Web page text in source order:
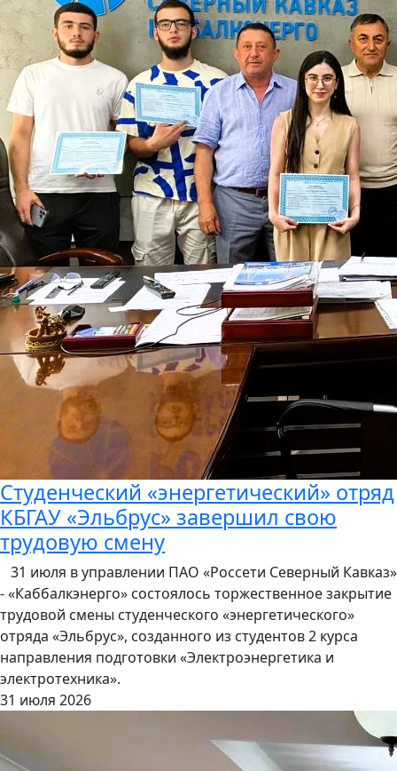
Студенческий «энергетический» отряд
КБГАУ «Эльбрус» завершил свою
трудовую смену
31 июля в управлении ПАО «Россети Северный Кавказ»
- «Каббалкэнерго» состоялось торжественное закрытие
трудовой смены студенческого «энергетического»
отряда «Эльбрус», созданного из студентов 2 курса
направления подготовки «Электроэнергетика и
электротехника».
31 июля 2026